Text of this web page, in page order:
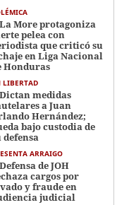
La More protagoniza
pelea con
que criticó su
en Liga Nacional
Honduras
LIBERTAD
Dictan medidas
a Juan
Hernández;
bajo custodia de
defensa
ARRAIGO
Defensa de JOH
cargos por
y fraude en
judicial